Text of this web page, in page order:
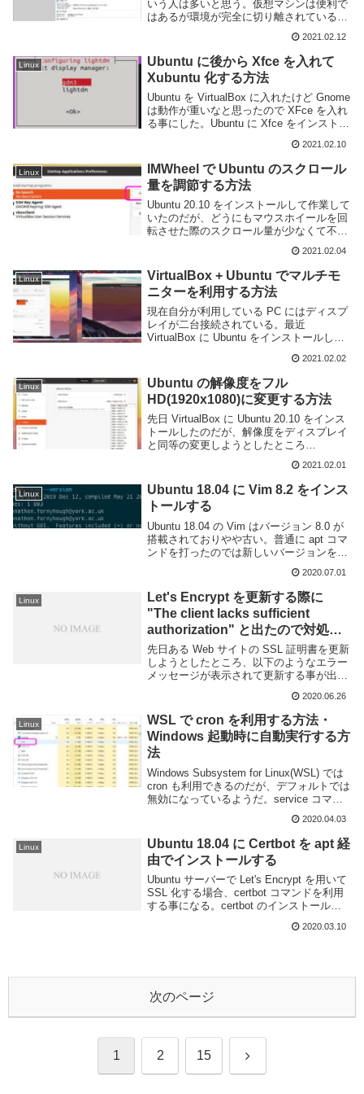
いう人は多いと思う。仮想マシンは便利で
はあるが環境が完全に切り離されているた
少々面倒くさい。VirtualBox であれば、設
定を少し変更するだけでホスト OS にあ...
2021.02.12
Linux
Ubuntu に後から Xfce を入れて
Xubuntu 化する方法
Ubuntu を VirtualBox に入れたけど Gnome
は動作が重いなと思ったので XFce を入れ
る事にした。Ubuntu に Xfce をインストー
ンストールする方法と xubunt... 2021.02.10
Linux
IMWheel で Ubuntu のスクロール
量を調節する方法
Ubuntu 20.10 をインストールして作業して
いたのだが、どうにもマウスホイールを回
転させた際のスクロール量が少なくて不便
変更する方法が無いため調べたところ、
IMWheel というソフトウェアを利...
2021.02.04
Linux
VirtualBox + Ubuntu でマルチモ
ニターを利用する方法
現在自分が利用している PC にはディスプ
レイが二台接続されている。最近
VirtualBox に Ubuntu をインストールして
ンで複数のディスプレイに画面を表示でき
れば作業効率をより向上できるので...
2021.02.02
Linux
Ubuntu の解像度をフル
HD(1920x1080)に変更する方法
先日 VirtualBox に Ubuntu 20.10 をインス
トールしたのだが、解像度をディスプレイ
と同等の変更しようとしたところ
1920x1080 を選択することができなかっ
た。このように何故か 1920x1080 は選択
肢に無い。...
2021.02.01
Linux
Ubuntu 18.04 に Vim 8.2 をインス
トールする
Ubuntu 18.04 の Vim はバージョン 8.0 が
搭載されておりやや古い。普通に apt コマ
ンドを打ったのでは新しいバージョンを利
での最新版である 8.2 を Ubuntu 18.04
に...
2020.07.01
Linux
Let's Encrypt を更新する際に
"The client lacks sufficient
authorization" と出たので対処し
た
先日ある Web サイトの SSL 証明書を更新
しようとしたところ、以下のようなエラー
メッセージが表示されて更新する事が出来
際に、生成される認証用のファイルではな
く何等かの HTML が...
2020.06.26
Linux
WSL で cron を利用する方法・
Windows 起動時に自動実行する方
法
Windows Subsystem for Linux(WSL) では
cron も利用できるのだが、デフォルトでは
無効になっているようだ。service コマン
と表示される。なので利用の...
2020.04.03
Linux
Ubuntu 18.04 に Certbot を apt 経
由でインストールする
Ubuntu サーバーで Let's Encrypt を用いて
SSL 化する場合、certbot コマンドを利用
する事になる。certbot のインストール方
2020.03.10
次のページ
1 2 15 次